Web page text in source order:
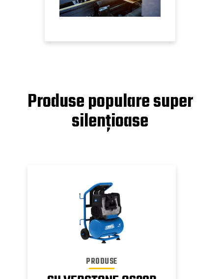
Produse populare super
silențioase
PRODUSE